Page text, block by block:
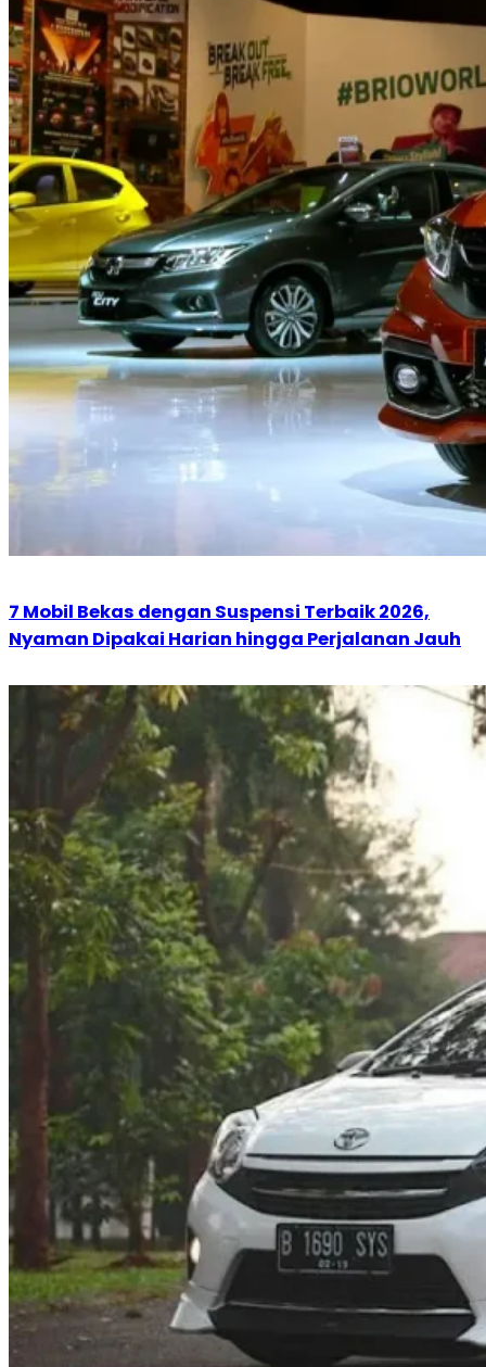
7 Mobil Bekas dengan Suspensi Terbaik 2026,
Nyaman Dipakai Harian hingga Perjalanan Jauh